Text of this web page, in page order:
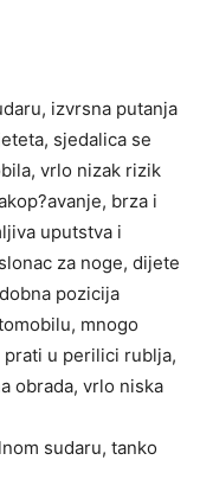
izvrsna putanja
sjedalica se
vrlo nizak rizik
brza i
uputstva i
za noge, dijete
pozicija
mnogo
u perilici rublja,
obrada, vrlo niska
sudaru, tanko